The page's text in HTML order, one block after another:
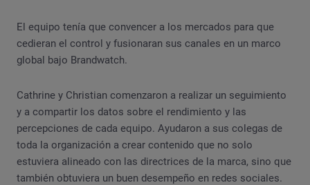
El equipo tenía que convencer a los mercados para que
cedieran el control y fusionaran sus canales en un marco
global bajo Brandwatch.
Cathrine y Christian comenzaron a realizar un seguimiento
y a compartir los datos sobre el rendimiento y las
percepciones de cada equipo. Ayudaron a sus colegas de
toda la organización a crear contenido que no solo
estuviera alineado con las directrices de la marca, sino que
también obtuviera un buen desempeño en redes sociales.